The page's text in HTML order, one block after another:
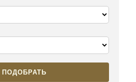
ПОДОБРАТЬ